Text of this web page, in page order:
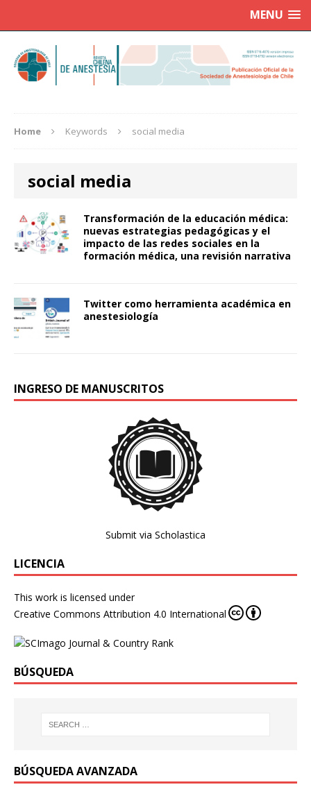
MENU
Home Keywords social media
social media
Transformación de la educación médica:
nuevas estrategias pedagógicas y el
impacto de las redes sociales en la
formación médica, una revisión narrativa
Twitter como herramienta académica en
anestesiología
INGRESO DE MANUSCRITOS
Submit via Scholastica
LICENCIA
This work is licensed under
Creative Commons Attribution 4.0 International
BÚSQUEDA
BÚSQUEDA AVANZADA